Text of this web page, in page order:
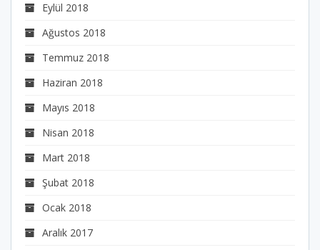
Eylül 2018
Ağustos 2018
Temmuz 2018
Haziran 2018
Mayıs 2018
Nisan 2018
Mart 2018
Şubat 2018
Ocak 2018
Aralık 2017